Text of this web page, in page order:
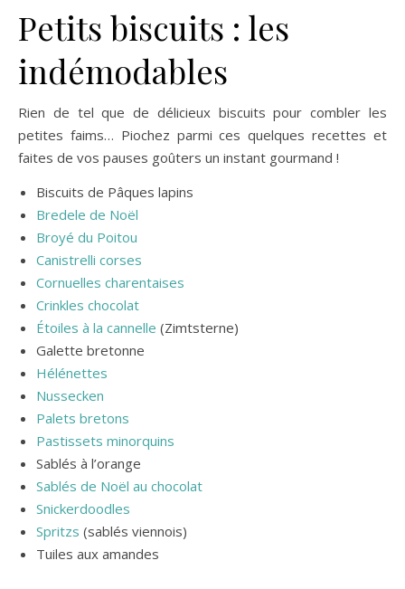
Petits biscuits : les
indémodables
Rien de tel que de délicieux biscuits pour combler les
petites faims… Piochez parmi ces quelques recettes et
faites de vos pauses goûters un instant gourmand !
Biscuits de Pâques lapins
Bredele de Noël
Broyé du Poitou
Canistrelli corses
Cornuelles charentaises
Crinkles chocolat
Étoiles à la cannelle (Zimtsterne)
Galette bretonne
Hélénettes
Nussecken
Palets bretons
Pastissets minorquins
Sablés à l’orange
Sablés de Noël au chocolat
Snickerdoodles
Spritzs (sablés viennois)
Tuiles aux amandes